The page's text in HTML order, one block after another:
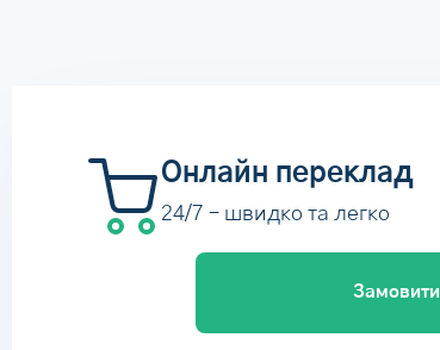
Онлайн переклад
24/7 – швидко та легко
Замовити